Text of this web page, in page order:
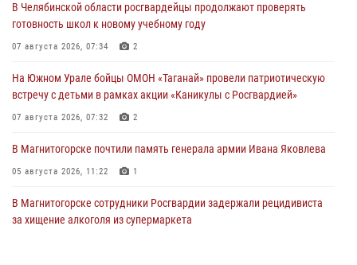
В Челябинской области росгвардейцы продолжают проверять
готовность школ к новому учебному году
07 августа 2026, 07:34 2
На Южном Урале бойцы ОМОН «Таганай» провели патриотическую
встречу с детьми в рамках акции «Каникулы с Росгвардией»
07 августа 2026, 07:32 2
В Магнитогорске почтили память генерала армии Ивана Яковлева
05 августа 2026, 11:22 1
В Магнитогорске сотрудники Росгвардии задержали рецидивиста
за хищение алкоголя из супермаркета